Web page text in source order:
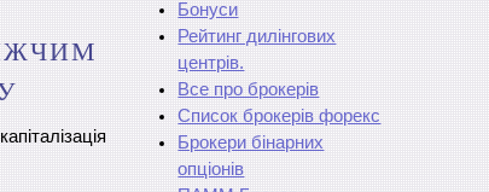
Бонуси
Рейтинг дилінгових
центрів.
Все про брокерів
Список брокерів форекс
Брокери бінарних
опціонів